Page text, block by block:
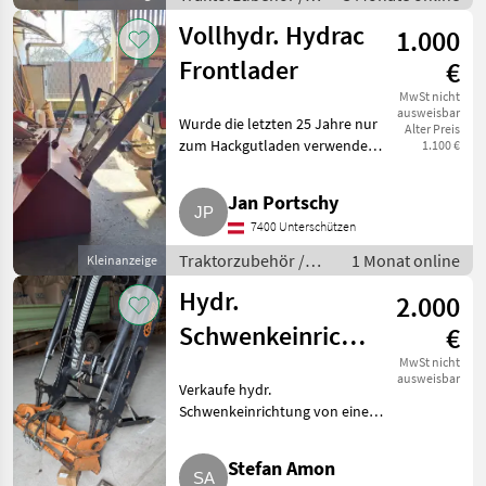
Sonstiges
Traktorzubehör
Kleinanzeige
Vollhydr. Hydrac
Frontlader
1.000
€
MwSt nicht
ausweisbar
Alter Preis
1.100 €
Wurde die letzten 25 Jahre nur
zum Hackgutladen verwendet.
verwendet. Wurde auf hydr.
Gerätebetätigung umgebaut.
Inkl. Leichtgutschaufel (
Jan Portschy
7400 Unterschützen
Traktorzubehör /
Frontlader
1 Monat online
Hydr.
Schwenkeinrichtung
Verriegelung
2.000
€
MwSt nicht
ausweisbar
Verkaufe hydr.
Schwenkeinrichtung von einem
Verriegelung, EURO-Aufnahme.
Schwenkeinrichtung kann 14° li.
Stefan Amon